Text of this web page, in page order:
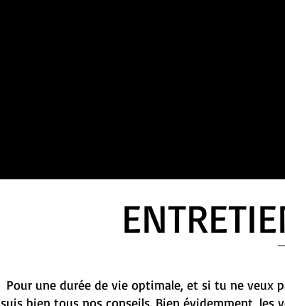
Pour une durée de vie optimale, et si tu ne veux
suis bien tous nos conseils. Bien évidemment, les